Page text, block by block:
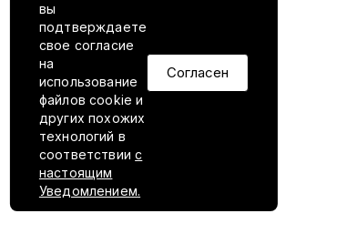
вы
подтверждаете
свое согласие
на
использование
файлов cookie и
других похожих
технологий в
соответствиис
настоящим
Уведомлением.
Согласен
VILED в соцсетях